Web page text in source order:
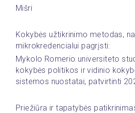
Mišri
Kokybės užtikrinimo metodas,
mikrokredencialui pagrįsti:
Mykolo Romerio universiteto
kokybės politikos ir vidinio
sistemos nuostatai, patvirtinti
Priežiūra ir tapatybės